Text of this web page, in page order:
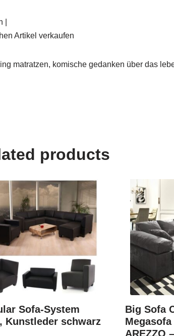
Artikel verkaufen
matratzen, komische gedanken über das
products
Sofa-System
Kunstleder schwarz
Big Sofa
AREZZO